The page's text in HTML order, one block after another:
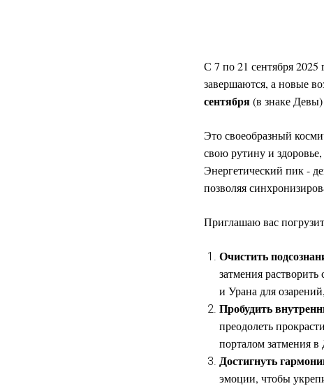
С 7 по 21 сентября
завершаются, а новые
сентября(в знаке
Это своеобразный
свою рутину и
Энергетический пик -
позволяя
Приглашаю вас
Очистить
затмения
и Урана для
Пробудить
преодолеть
порталом затмения в
Достигнуть
эмоции, чтобы